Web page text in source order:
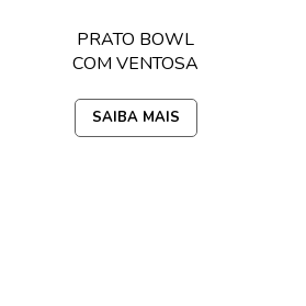
PRATO BOWL
COM VENTOSA
DISNEY
SAIBA MAIS